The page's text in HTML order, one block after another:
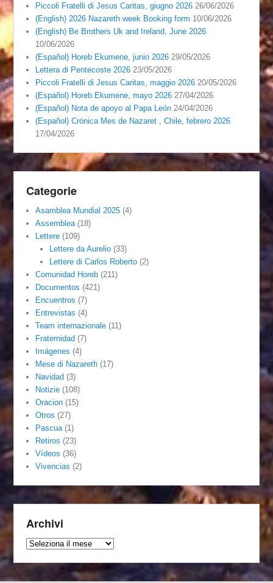
Piccoli Fratelli di Jesus Caritas, giugno 2026 26/06/2026
(English) 2026 Nazareth week Booking form 10/06/2026
(English) Be Brothers Uk and Ireland, June 2026
10/06/2026
(Español) Horeb Ekumene, junio 2026 29/05/2026
Lettera di Pentecoste 2026 23/05/2026
Piccoli Fratelli di Jesus Caritas, maggio 2026 20/05/2026
(Español) Horeb Ekumene, mayo 2026 27/04/2026
(Español) Nota de apoyo al Papa León 24/04/2026
(Español) Crónica Mes de Nazaret , Chile, febrero 2026
17/04/2026
Categorie
Asamblea Mundial 2025 (4)
Assemblea (18)
Lettere (109)
Lettere da Aurelio(33)
Lettere di Carlos Roberto(2)
Comunidad Horeb (211)
Documentos (421)
Encuentros (7)
Entrevistas (4)
Team internazionale (11)
Fraternidad (7)
Imágenes (4)
Mese di Nazareth (17)
Navidad (3)
Notizie (108)
Oracion (15)
Otros (27)
Pascua (1)
Retiros (23)
Vídeos (36)
Vivencias (2)
Archivi
Archivi